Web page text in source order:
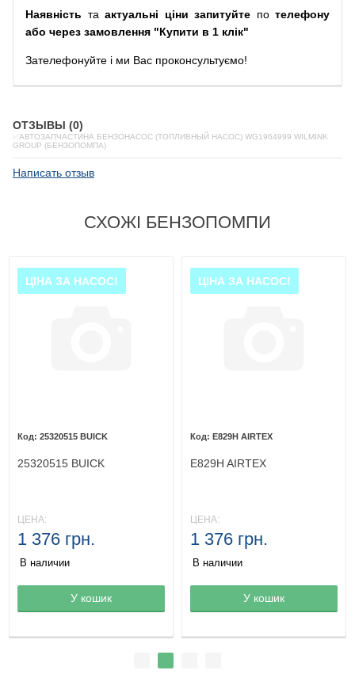
Наявність та актуальні ціни запитуйте по телефону
або через замовлення "Купити в 1 клік"
Зателефонуйте і ми Вас проконсультуємо!
ОТЗЫВЫ (0)
✅АВТОЗАПЧАСТИНА БЕНЗОНАСОС (ТОПЛИВНЫЙ НАСОС) WG1964999 WILMINK
GROUP (БЕНЗОПОМПА)
Написать отзыв
СХОЖІ БЕНЗОПОМПИ
Товар в корзине
ЦІНА ЗА НАСОС!
25320515 BUICK
25320515 BUICK
ЦЕНА:
1 376 грн.
В наличии
У кошик Товар в корзине
ЦІНА ЗА НАСОС!
E829H AIRTEX
E829H AIRTEX
ЦЕНА:
1 376 грн.
В наличии
У кошик